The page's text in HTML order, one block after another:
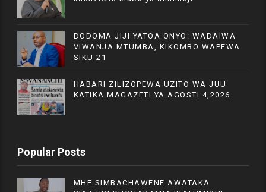
DODOMA JIJI YATOA ONYO: WADAIWA
VIWANJA MTUMBA, KIKOMBO WAPEWA
SIKU 21
HABARI ZILIZOPEWA UZITO WA JUU
KATIKA MAGAZETI YA AGOSTI 4,2026
Popular Posts
MHE.SIMBACHAWENE AWATAKA